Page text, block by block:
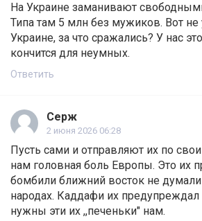
На Украине заманивают
Типа там 5 млн без мужиков. Вот
Украине, за что сражались? У нас
кончится для неумных.
Ответить
Серж
2 июня 2026 06:28
Пусть сами и отправляют их по
нам головная боль Европы. Это их
бомбили ближний восток не
народах. Каддафи их
нужны эти их ,,печеньки" нам.